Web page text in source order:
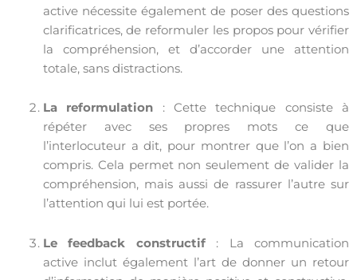
active nécessite également de poser des questions
clarificatrices, de reformuler les propos pour vérifier
la compréhension, et d’accorder une attention
totale, sans distractions.
La reformulation : Cette technique consiste à
répéter avec ses propres mots ce que
l’interlocuteur a dit, pour montrer que l’on a bien
compris. Cela permet non seulement de valider la
compréhension, mais aussi de rassurer l’autre sur
l’attention qui lui est portée.
Le feedback constructif: La communication
active inclut également l’art de donner un retour